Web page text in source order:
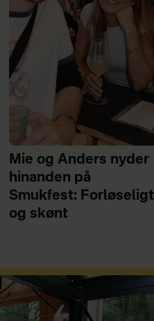
Mie og Anders nyder
hinanden på
Smukfest: Forløseligt
og skønt